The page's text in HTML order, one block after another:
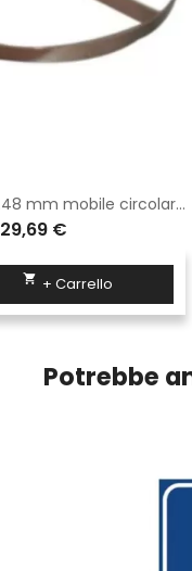
Base palo diam.48 mm mobile circolare con canotto a vite per innesto
29,69 €
 + Carrello
Potrebbe